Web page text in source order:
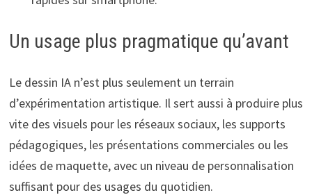
Un usage plus pragmatique qu’avant
Le dessin IA n’est plus seulement un terrain
d’expérimentation artistique. Il sert aussi à produire plus
vite des visuels pour les réseaux sociaux, les supports
pédagogiques, les présentations commerciales ou les
idées de maquette, avec un niveau de personnalisation
suffisant pour des usages du quotidien.